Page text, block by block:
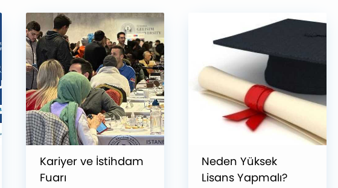
Kariyer ve İstihdam
Fuarı
Neden Yüksek
Lisans Yapmalı?